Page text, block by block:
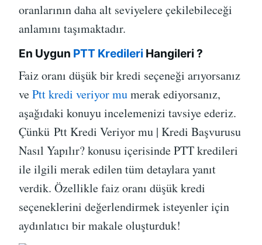
oranlarının daha alt seviyelere çekilebileceği
anlamını taşımaktadır.
En Uygun PTT Kredileri Hangileri ?
Faiz oranı düşük bir kredi seçeneği arıyorsanız
vePtt kredi veriyor mumerak ediyorsanız,
aşağıdaki konuyu incelemenizi tavsiye ederiz.
Çünkü Ptt Kredi Veriyor mu | Kredi Başvurusu
Nasıl Yapılır? konusu içerisinde PTT kredileri
ile ilgili merak edilen tüm detaylara yanıt
verdik. Özellikle faiz oranı düşük kredi
seçeneklerini değerlendirmek isteyenler için
aydınlatıcı bir makale oluşturduk!